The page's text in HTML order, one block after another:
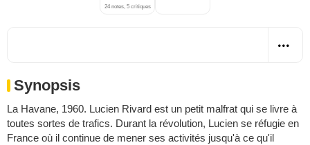
24 notes, 5 critiques
Synopsis
La Havane, 1960. Lucien Rivard est un petit malfrat qui se livre à
toutes sortes de trafics. Durant la révolution, Lucien se réfugie en
France où il continue de mener ses activités jusqu'à ce qu'il